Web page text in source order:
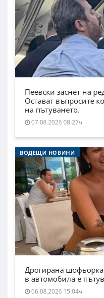
Пеевски заснет на
Остават въпросите
на пътуването.
07.08.2026 08:27ч.
ВОДЕЩИ НОВИНИ
Дрогирана
в автомобила е
06.08.2026 15:04ч.